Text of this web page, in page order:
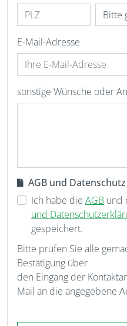
E-Mail-Adresse
sonstige Wünsche oder
AGB und Datenschutz
Ich habe die AGB und
und
gespeichert.
Bitte prüfen Sie alle
Bestätigung über
den Eingang der
Mail an die angegebene